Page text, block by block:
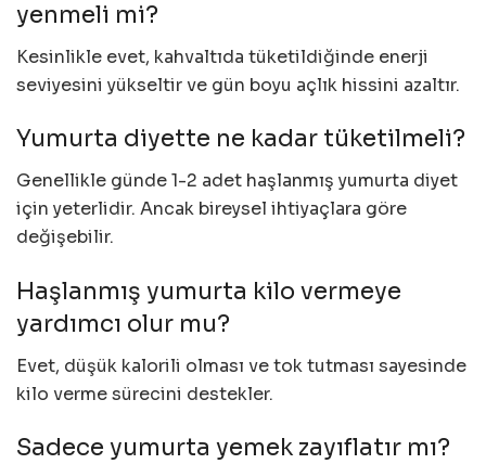
yenmeli mi?
Kesinlikle evet, kahvaltıda tüketildiğinde enerji
seviyesini yükseltir ve gün boyu açlık hissini azaltır.
Yumurta diyette ne kadar tüketilmeli?
Genellikle günde 1-2 adet haşlanmış yumurta diyet
için yeterlidir. Ancak bireysel ihtiyaçlara göre
değişebilir.
Haşlanmış yumurta kilo vermeye
yardımcı olur mu?
Evet, düşük kalorili olması ve tok tutması sayesinde
kilo verme sürecini destekler.
Sadece yumurta yemek zayıflatır mı?